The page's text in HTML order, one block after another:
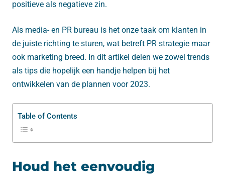
positieve als negatieve zin.
Als media- en PR bureau is het onze taak om klanten in
de juiste richting te sturen, wat betreft PR strategie maar
ook marketing breed. In dit artikel delen we zowel trends
als tips die hopelijk een handje helpen bij het
ontwikkelen van de plannen voor 2023.
Table of Contents
Houd het eenvoudig